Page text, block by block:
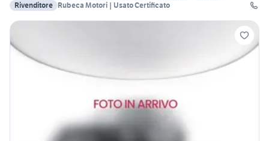
Rivenditore Rubeca Motori | Usato Certificato